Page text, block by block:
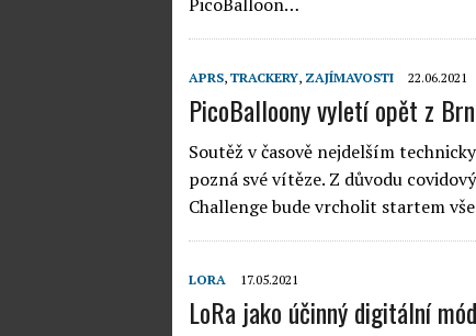
APRS, TRACKERY, ZAJÍMAVOSTI 22.06.2021
PicoBalloony vyletí opět z
Soutěž v časově nejdelším
pozná své vítěze. Z důvodu
Challenge bude vrcholit startem
LORA 17.05.2021
LoRa jako účinný digitální